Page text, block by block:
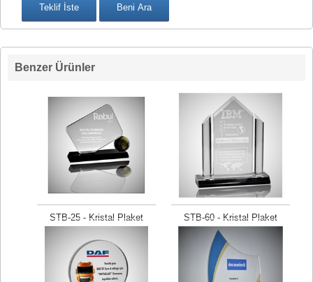
Benzer Ürünler
STB-25 - Kristal Plaket
Fiyat isteyiniz
STB-60 - Kristal Plaket
Fiyat isteyiniz